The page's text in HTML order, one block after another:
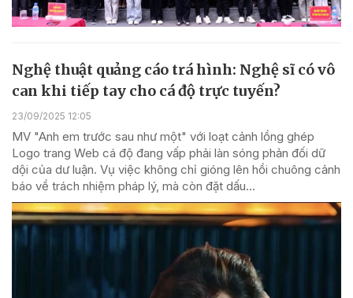
Nghệ thuật quảng cáo trá hình: Nghệ sĩ có vô
can khi tiếp tay cho cá độ trực tuyến?
23/09/2025 12:05
MV "Anh em trước sau như một" với loạt cảnh lồng ghép
Logo trang Web cá độ đang vấp phải làn sóng phản đối dữ
dội của dư luận. Vụ việc không chỉ gióng lên hồi chuông cảnh
báo về trách nhiệm pháp lý, mà còn đặt dấu...